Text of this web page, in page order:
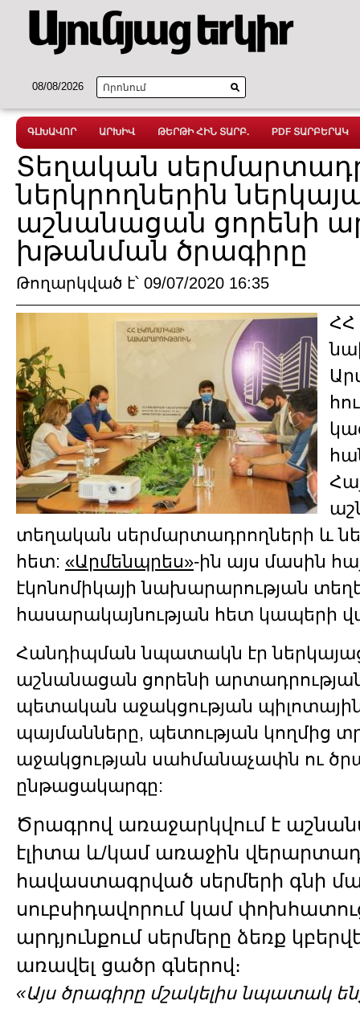
08/08/2026
ԳԼԽԱՎՈՐ ԱՐԽԻՎ ԹԵՐԹԻ ՀԻՆ ՏԱՐԲ. PDF ՏԱՐԲԵՐԱԿ
Տեղական
ներկրողներին
աշնանացան ցորենի
խթանման ծրագիրը
Թողարկված է՝ 09/07/2020 16:35
ՀՀ
տեղական սերմարտադրողների և
հետ: «Արմենպրես»-ին այս մասին
էկոնոմիկայի նախարարության
հասարակայնության հետ կապերի
Հանդիպման նպատակն էր
աշնանացան ցորենի
պետական աջակցության
պայմանները, պետության կողմից
աջակցության սահմանաչափն ու
ընթացակարգը:
Ծրագրով առաջարկվում է
էլիտա և/կամ առաջին
հավաստագրված սերմերի գնի
սուբսիդավորում կամ
արդյունքում սերմերը ձեռք
առավել ցածր գներով։
«Այս ծրագիրը մշակելիս նպատակ